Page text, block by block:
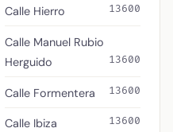
Calle Hierro 13600
Calle Manuel Rubio
Herguido
13600
Calle Formentera 13600
Calle Ibiza 13600